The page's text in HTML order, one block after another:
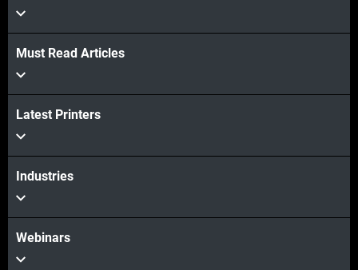
Veja mais
Must Read Articles
Latest Printers
Industries
Webinars